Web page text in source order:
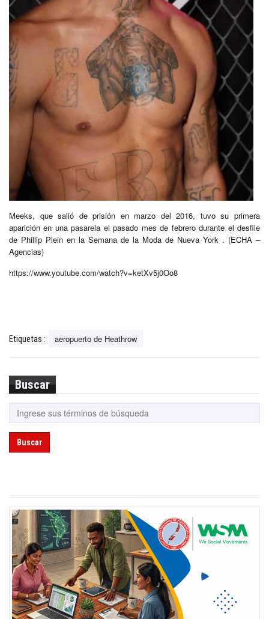
Meeks, que salió de prisión en marzo del 2016, tuvo su primera
aparición en una pasarela el pasado mes de febrero durante el desfile
de Phillip Plein en la Semana de la Moda de Nueva York . (ECHA –
Agencias)
https://www.youtube.com/watch?v=ketXv5j0Oo8
Etiquetas : aeropuerto de Heathrow
Buscar
Buscar